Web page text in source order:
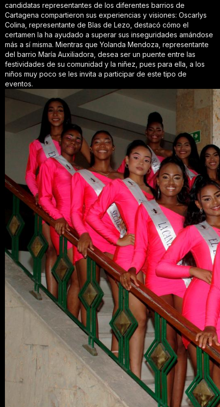
candidatas representantes de los diferentes barrios de
Cartagena compartieron sus experiencias y visiones: Oscarlys
Colina, representante de Blas de Lezo, destacó cómo el
certamen la ha ayudado a superar sus inseguridades amándose
más a sí misma. Mientras que Yolanda Mendoza, representante
del barrio María Auxiliadora, desea ser un puente entre las
festividades de su comunidad y la niñez, pues para ella, a los
niños muy poco se les invita a participar de este tipo de
eventos.